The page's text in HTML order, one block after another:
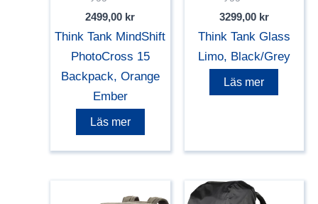
2499,00 kr
Think Tank MindShift
PhotoCross 15
Backpack, Orange
Ember
Läs mer
3299,00 kr
Think Tank Glass
Limo, Black/Grey
Läs mer